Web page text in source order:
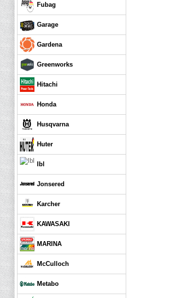
Fubag
Garage
Gardena
Greenworks
Hitachi
Honda
Husqvarna
Huter
Ibl
Jonsered
Karcher
KAWASAKI
MARINA
McCulloch
Metabo